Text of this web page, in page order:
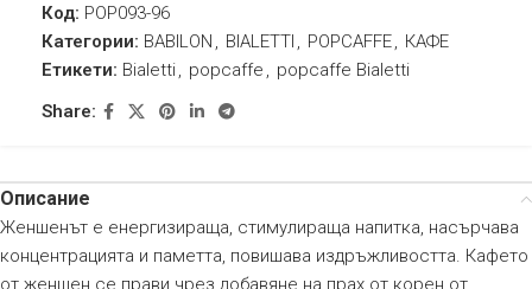
Код: POP093-96
Категории: BABILON , BIALETTI , POPCAFFE, КАФЕ
Етикети: Bialetti, popcaffe , popcaffe Bialetti
Share:
Описание
Женшенът е енергизираща, стимулираща напитка, насърчава
концентрацията и паметта, повишава издръжливостта. Кафето
от женшен се прави чрез добавяне на прах от корен от